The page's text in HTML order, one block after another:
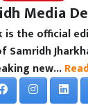
Media
is the official
Samridh
new...